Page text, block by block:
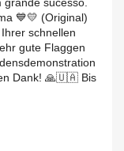
💙💛 (Original)
schnellen
gute Flaggen
Dank! 🙏🇺🇦 Bis